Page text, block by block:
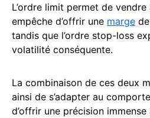
L’ordre limit permet de
empêche d’offrir une marge
tandis que l’ordre stop-loss
volatilité conséquente.
La combinaison de ces deux
ainsi de s’adapter au
d’offrir une précision